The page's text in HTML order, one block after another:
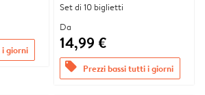
i giorni
Set di 10 biglietti
Da
14,99 €
offers Prezzi bassi tutti i giorni